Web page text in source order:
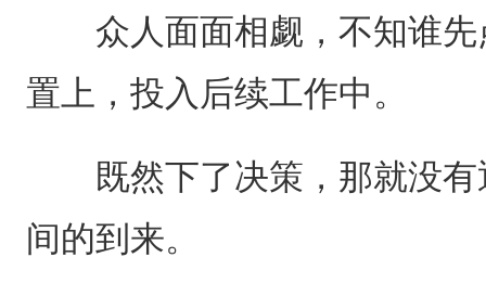
众人面面相觑，不知谁先
置上，投入后续工作中。
既然下了决策，那就没有
间的到来。